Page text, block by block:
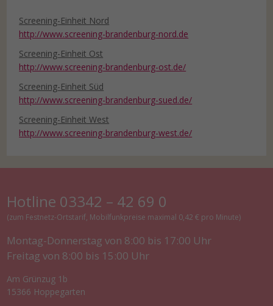
Screening-Einheit Nord
http://www.screening-brandenburg-nord.de
Screening-Einheit Ost
http://www.screening-brandenburg-ost.de/
Screening-Einheit Süd
http://www.screening-brandenburg-sued.de/
Screening-Einheit West
http://www.screening-brandenburg-west.de/
Hotline 03342 – 42 69 0
(zum Festnetz-Ortstarif, Mobilfunkpreise maximal 0,42 € pro Minute)
Montag-Donnerstag von 8:00 bis 17:00 Uhr
Freitag von 8:00 bis 15:00 Uhr
Am Grünzug 1b
15366 Hoppegarten